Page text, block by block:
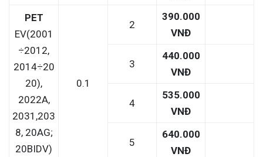
PET
EV(2001
÷2012,
2014÷20
20),
2022A,
2031,203
8, 20AG;
20BIDV)
0.1
2
390.000
VNĐ
3
440.000
VNĐ
4
535.000
VNĐ
5
640.000
VNĐ